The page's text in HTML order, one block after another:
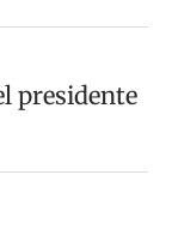
presidente